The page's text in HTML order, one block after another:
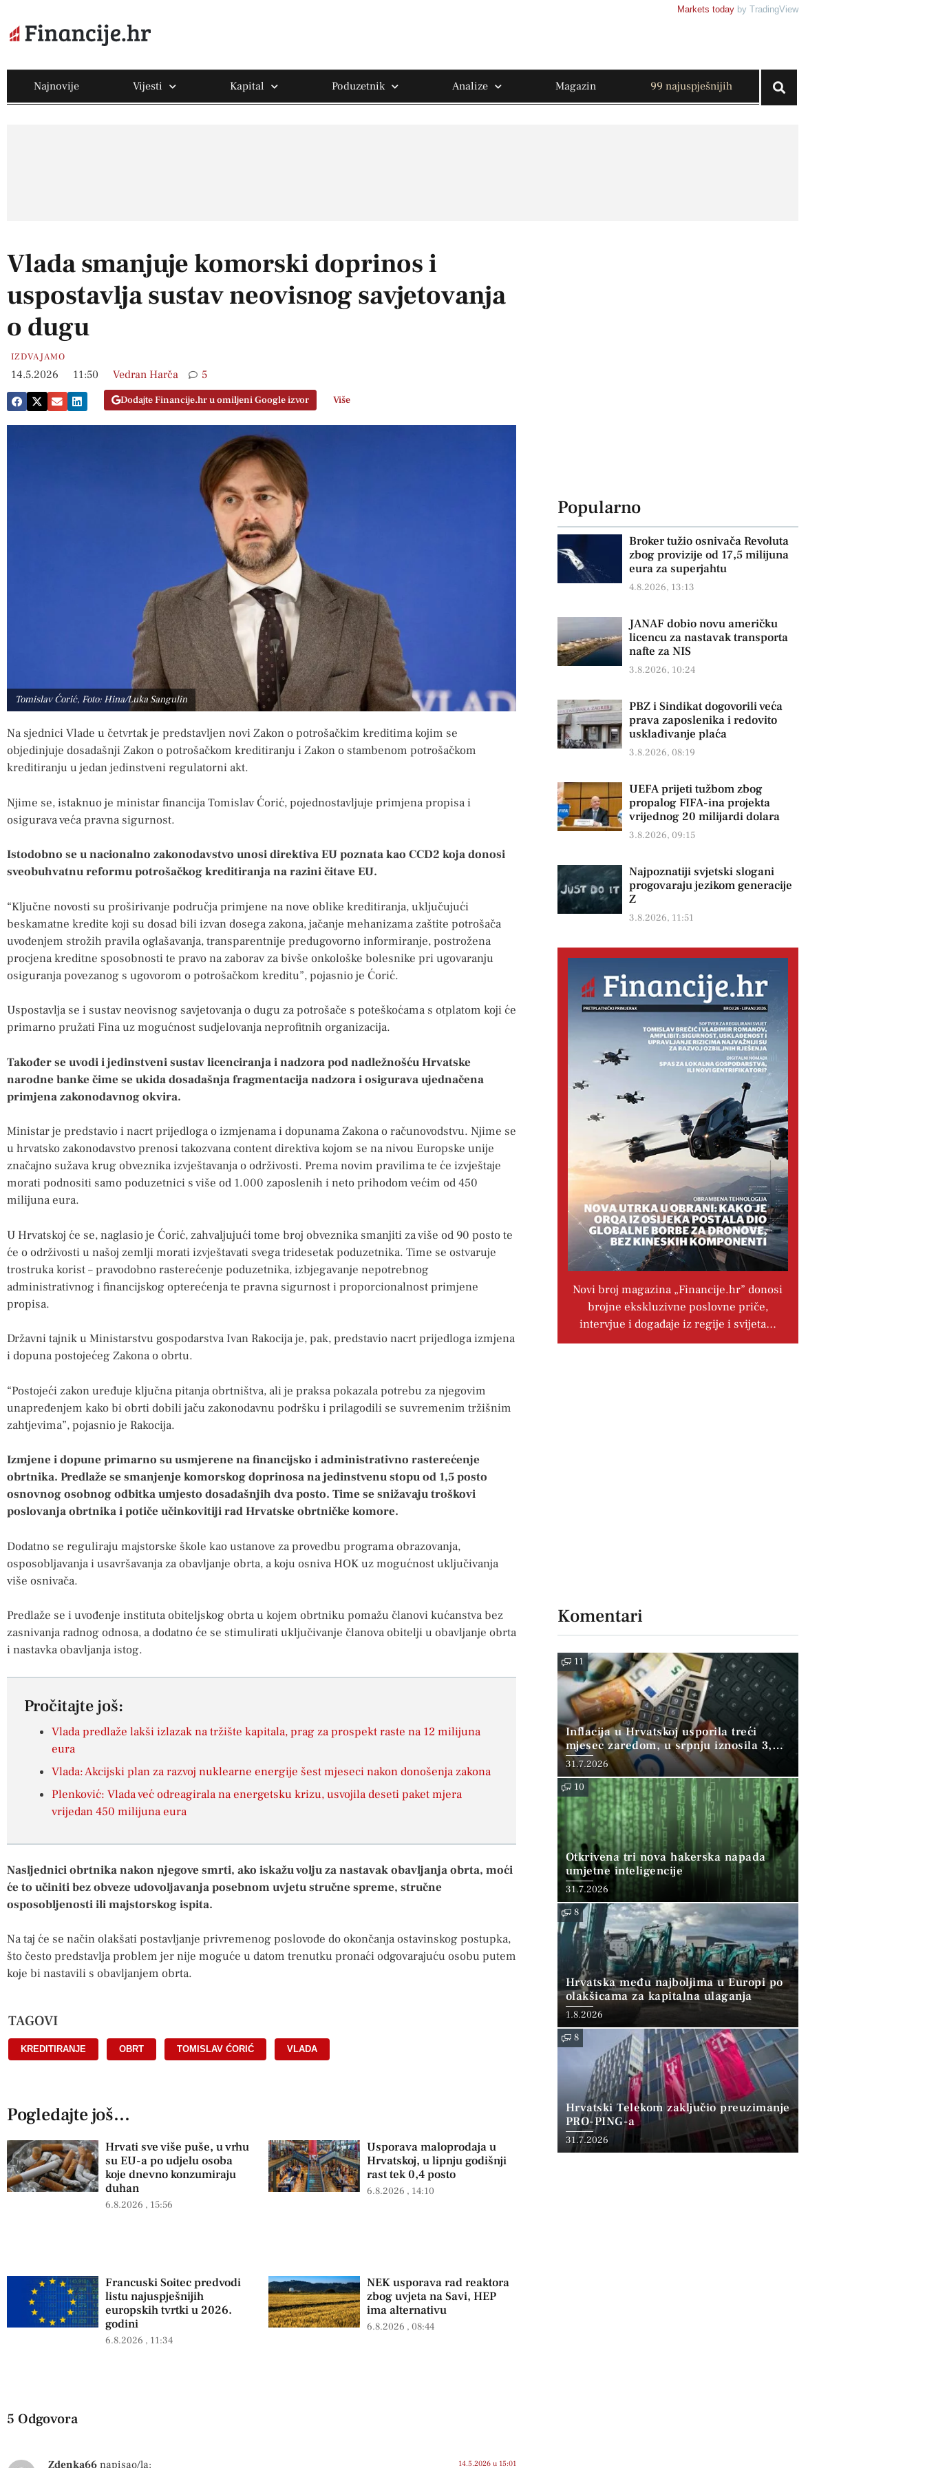
Markets today by TradingView
Najnovije Vijesti Kapital Poduzetnik Analize Magazin 99 najuspješnijih
Vlada smanjuje komorski doprinos i
uspostavlja sustav neovisnog savjetovanja
o dugu
IZDVAJAMO
14.5.2026 11:50 Vedran Harča 5
Dodajte Financije.hr u omiljeni Google izvor Više
Tomislav Ćorić, Foto: Hina/Luka Sangulin
Na sjednici Vlade u četvrtak je predstavljen novi Zakon o potrošačkim kreditima kojim se
objedinjuje dosadašnji Zakon o potrošačkom kreditiranju i Zakon o stambenom potrošačkom
kreditiranju u jedan jedinstveni regulatorni akt.
Njime se, istaknuo je ministar financija Tomislav Ćorić, pojednostavljuje primjena propisa i
osigurava veća pravna sigurnost.
Istodobno se u nacionalno zakonodavstvo unosi direktiva EU poznata kao CCD2 koja donosi
sveobuhvatnu reformu potrošačkog kreditiranja na razini čitave EU.
“Ključne novosti su proširivanje područja primjene na nove oblike kreditiranja, uključujući
beskamatne kredite koji su dosad bili izvan dosega zakona, jačanje mehanizama zaštite potrošača
uvođenjem strožih pravila oglašavanja, transparentnije predugovorno informiranje, postrožena
procjena kreditne sposobnosti te pravo na zaborav za bivše onkološke bolesnike pri ugovaranju
osiguranja povezanog s ugovorom o potrošačkom kreditu”, pojasnio je Ćorić.
Uspostavlja se i sustav neovisnog savjetovanja o dugu za potrošače s poteškoćama s otplatom koji će
primarno pružati Fina uz mogućnost sudjelovanja neprofitnih organizacija.
Također se uvodi i jedinstveni sustav licenciranja i nadzora pod nadležnošću Hrvatske
narodne banke čime se ukida dosadašnja fragmentacija nadzora i osigurava ujednačena
primjena zakonodavnog okvira.
Ministar je predstavio i nacrt prijedloga o izmjenama i dopunama Zakona o računovodstvu. Njime se
u hrvatsko zakonodavstvo prenosi takozvana content direktiva kojom se na nivou Europske unije
značajno sužava krug obveznika izvještavanja o održivosti. Prema novim pravilima te će izvještaje
morati podnositi samo poduzetnici s više od 1.000 zaposlenih i neto prihodom većim od 450
milijuna eura.
U Hrvatskoj će se, naglasio je Ćorić, zahvaljujući tome broj obveznika smanjiti za više od 90 posto te
će o održivosti u našoj zemlji morati izvještavati svega tridesetak poduzetnika. Time se ostvaruje
trostruka korist – pravodobno rasterećenje poduzetnika, izbjegavanje nepotrebnog
administrativnog i financijskog opterećenja te pravna sigurnost i proporcionalnost primjene
propisa.
Državni tajnik u Ministarstvu gospodarstva Ivan Rakocija je, pak, predstavio nacrt prijedloga izmjena
i dopuna postojećeg Zakona o obrtu.
“Postojeći zakon uređuje ključna pitanja obrtništva, ali je praksa pokazala potrebu za njegovim
unapređenjem kako bi obrti dobili jaču zakonodavnu podršku i prilagodili se suvremenim tržišnim
zahtjevima”, pojasnio je Rakocija.
Izmjene i dopune primarno su usmjerene na financijsko i administrativno rasterećenje
obrtnika. Predlaže se smanjenje komorskog doprinosa na jedinstvenu stopu od 1,5 posto
osnovnog osobnog odbitka umjesto dosadašnjih dva posto. Time se snižavaju troškovi
poslovanja obrtnika i potiče učinkovitiji rad Hrvatske obrtničke komore.
Dodatno se reguliraju majstorske škole kao ustanove za provedbu programa obrazovanja,
osposobljavanja i usavršavanja za obavljanje obrta, a koju osniva HOK uz mogućnost uključivanja
više osnivača.
Predlaže se i uvođenje instituta obiteljskog obrta u kojem obrtniku pomažu članovi kućanstva bez
zasnivanja radnog odnosa, a dodatno će se stimulirati uključivanje članova obitelji u obavljanje obrta
i nastavka obavljanja istog.
Pročitajte još:
Vlada predlaže lakši izlazak na tržište kapitala, prag za prospekt raste na 12 milijuna
eura
Vlada: Akcijski plan za razvoj nuklearne energije šest mjeseci nakon donošenja zakona
Plenković: Vlada već odreagirala na energetsku krizu, usvojila deseti paket mjera
vrijedan 450 milijuna eura
Nasljednici obrtnika nakon njegove smrti, ako iskažu volju za nastavak obavljanja obrta, moći
će to učiniti bez obveze udovoljavanja posebnom uvjetu stručne spreme, stručne
osposobljenosti ili majstorskog ispita.
Na taj će se način olakšati postavljanje privremenog poslovođe do okončanja ostavinskog postupka,
što često predstavlja problem jer nije moguće u datom trenutku pronaći odgovarajuću osobu putem
koje bi nastavili s obavljanjem obrta.
TAGOVI
KREDITIRANJE OBRT TOMISLAV ĆORIĆ VLADA
Pogledajte još...
Hrvati sve više puše, u vrhu
su EU-a po udjelu osoba
koje dnevno konzumiraju
duhan
6.8.2026 15:56
Usporava maloprodaja u
Hrvatskoj, u lipnju godišnji
rast tek 0,4 posto
6.8.2026 14:10
Francuski Soitec predvodi
listu najuspješnijih
europskih tvrtki u 2026.
godini
6.8.2026 11:34
NEK usporava rad reaktora
zbog uvjeta na Savi, HEP
ima alternativu
6.8.2026 08:44
5 Odgovora
Zdenka66 napisao/la: 14.5.2026 u 15:01
Popularno
Broker tužio osnivača Revoluta
zbog provizije od 17,5 milijuna
eura za superjahtu
4.8.2026, 13:13
JANAF dobio novu američku
licencu za nastavak transporta
nafte za NIS
3.8.2026, 10:24
PBZ i Sindikat dogovorili veća
prava zaposlenika i redovito
usklađivanje plaća
3.8.2026, 08:19
UEFA prijeti tužbom zbog
propalog FIFA-ina projekta
vrijednog 20 milijardi dolara
3.8.2026, 09:15
Najpoznatiji svjetski slogani
progovaraju jezikom generacije
Z
3.8.2026, 11:51
Novi broj magazina „Financije.hr” donosi
brojne ekskluzivne poslovne priče,
intervjue i događaje iz regije i svijeta…
Komentari
11
Inflacija u Hrvatskoj usporila treći
mjesec zaredom, u srpnju iznosila 3,9
posto
31.7.2026
10
Otkrivena tri nova hakerska napada
umjetne inteligencije
31.7.2026
8
Hrvatska među najboljima u Europi po
olakšicama za kapitalna ulaganja
1.8.2026
8
Hrvatski Telekom zaključio preuzimanje
PRO-PING-a
31.7.2026